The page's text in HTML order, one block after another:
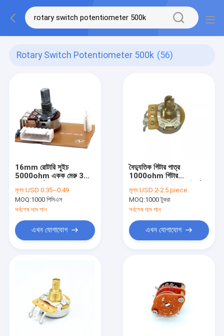
Rotary Switch Potentiometer 500k (56)
16mm রোটারি সুইচ
5000ohm একক মেরু 3
মূল্য:USD 0.35~0.49
MOQ:1000 পিসিএস
সর্বশেষ দাম পান
এখন যোগাযোগ
বৈদ্যুতিক গিটার পাত্র
1000ohm গিটার
মূল্য:USD 2-2.5 piece
MOQ:1000 টুকরা
সর্বশেষ দাম পান
এখন যোগাযোগ